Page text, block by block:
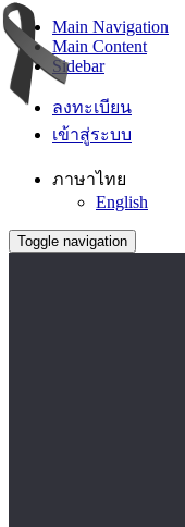
Main Navigation
Main Content
Sidebar
ลงทะเบียน
เข้าสู่ระบบ
ภาษาไทย
English
Toggle navigation